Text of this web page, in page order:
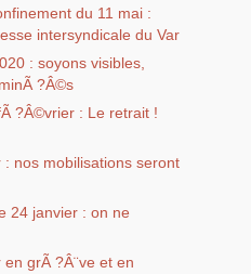
du 11 mai :
intersyndicale du Var
: soyons visibles,
?Â©s
?Â©vrier : Le retrait !
: nos mobilisations seront
24 janvier : on ne
en grÃ ?Â¨ve et en